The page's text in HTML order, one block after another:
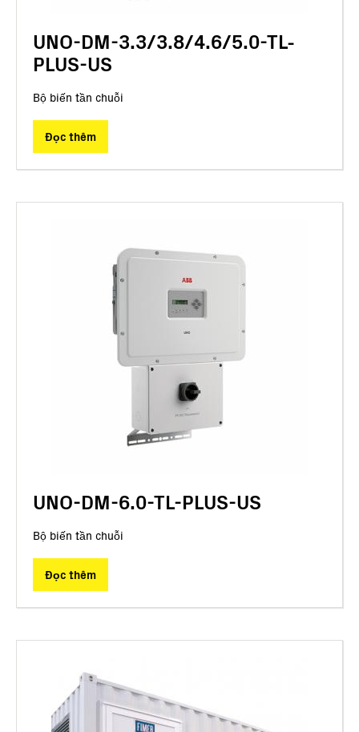
UNO-DM-3.3/3.8/4.6/5.0-TL-
PLUS-US
Bộ biến tần chuỗi
Đọc thêm
UNO-DM-6.0-TL-PLUS-US
Bộ biến tần chuỗi
Đọc thêm